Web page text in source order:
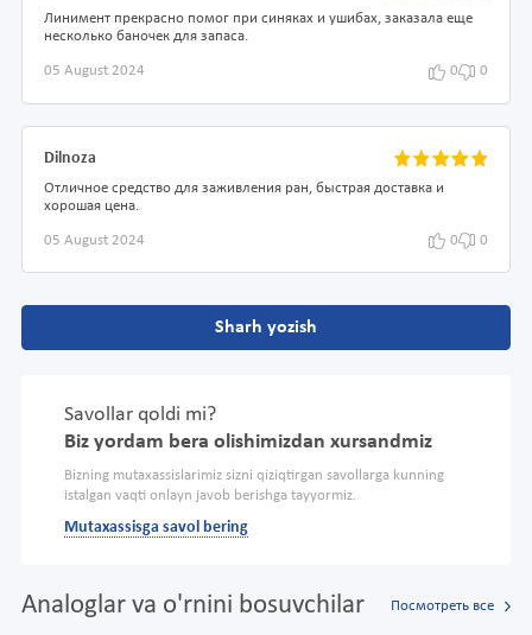
Линимент прекрасно помог при синяках и ушибах, заказала еще
несколько баночек для запаса.
05 August 2024 0 0
Dilnoza
Отличное средство для заживления ран, быстрая доставка и
хорошая цена.
05 August 2024 0 0
Sharh yozish
Savollar qoldi mi?
Biz yordam bera olishimizdan xursandmiz
Bizning mutaxassislarimiz sizni qiziqtirgan savollarga kunning
istalgan vaqti onlayn javob berishga tayyormiz.
Mutaxassisga savol bering
Analoglar va o'rnini bosuvchilar Посмотреть все